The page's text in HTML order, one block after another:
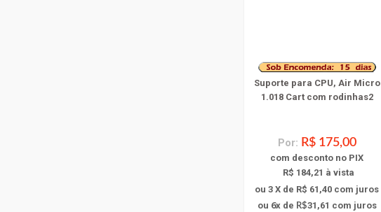
Suporte para CPU, Air Micro
1.018 Cart com rodinhas2
Por: R$ 175,00
com desconto no PIX
R$ 184,21 à vista
ou 3 X de R$ 61,40 com juros
ou 6x de R$31,61 com juros